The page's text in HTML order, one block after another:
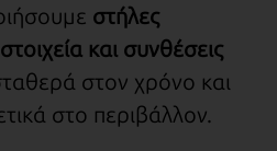
στήλες
και συνθέσεις
στον χρόνο και
στο περιβάλλον.